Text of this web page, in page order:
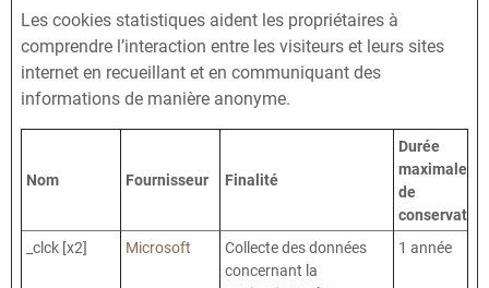
Les cookies statistiques aident les propriétaires à
comprendre l’interaction entre les visiteurs et leurs sites
internet en recueillant et en communiquant des
informations de manière anonyme.
Nom Fournisseur Finalité
Durée
maximale
de
conservation
_clck [x2]
Microsoft
Collecte des données
concernant la
1 année